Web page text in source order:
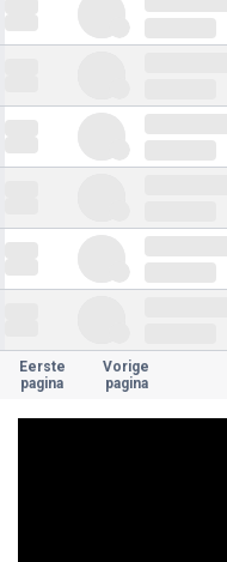
Eerste
pagina
Vorige
pagina